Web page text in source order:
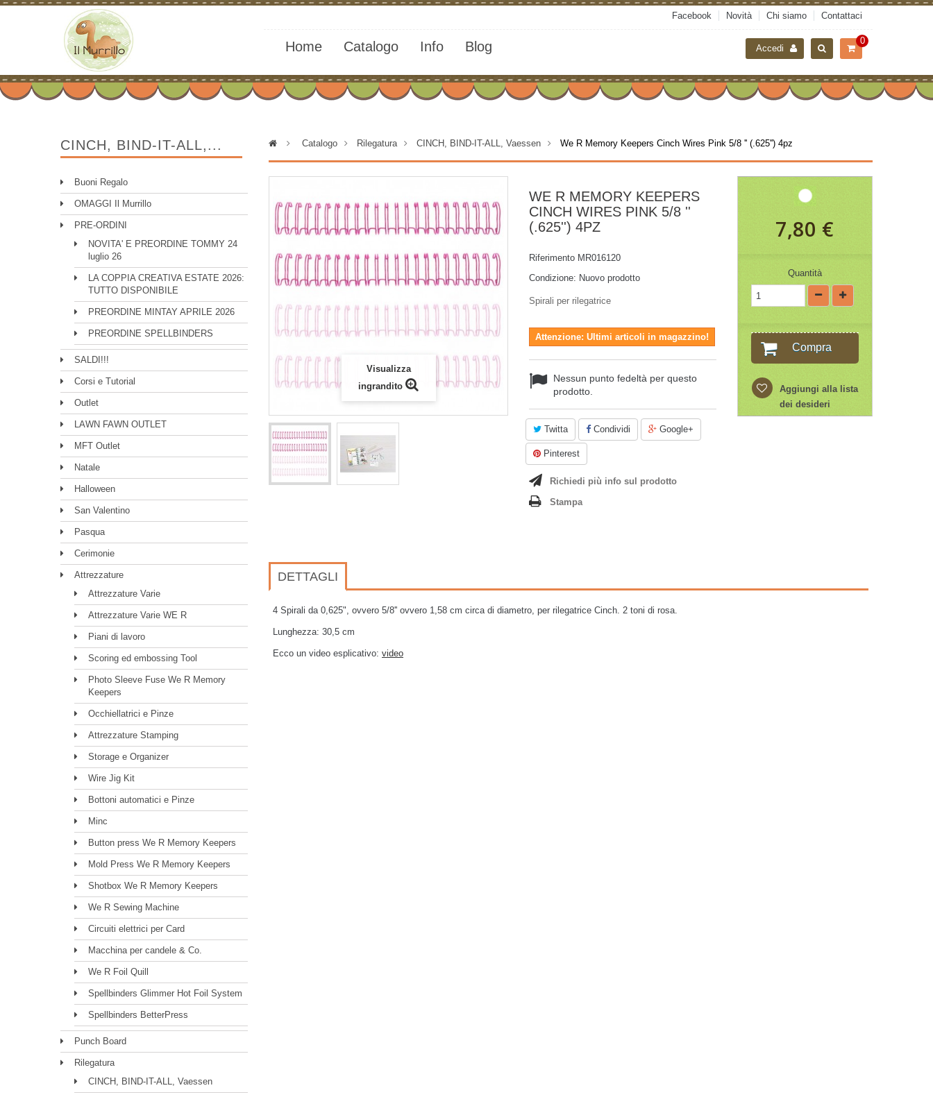
Facebook Novità Chi siamo Contattaci
0
Home Catalogo Info Blog Accedi
CINCH, BIND-IT-ALL,...
Buoni Regalo
OMAGGI Il Murrillo
PRE-ORDINI
NOVITA' E PREORDINE TOMMY 24
luglio 26
LA COPPIA CREATIVA ESTATE 2026:
TUTTO DISPONIBILE
PREORDINE MINTAY APRILE 2026
PREORDINE SPELLBINDERS
SALDI!!!
Corsi e Tutorial
Outlet
LAWN FAWN OUTLET
MFT Outlet
Natale
Halloween
San Valentino
Pasqua
Cerimonie
Attrezzature
Attrezzature Varie
Attrezzature Varie WE R
Piani di lavoro
Scoring ed embossing Tool
Photo Sleeve Fuse We R Memory
Keepers
Occhiellatrici e Pinze
Attrezzature Stamping
Storage e Organizer
Wire Jig Kit
Bottoni automatici e Pinze
Minc
Button press We R Memory Keepers
Mold Press We R Memory Keepers
Shotbox We R Memory Keepers
We R Sewing Machine
Circuiti elettrici per Card
Macchina per candele & Co.
We R Foil Quill
Spellbinders Glimmer Hot Foil System
Spellbinders BetterPress
Punch Board
Rilegatura
CINCH, BIND-IT-ALL, Vaessen
> Catalogo > Rilegatura > CINCH, BIND-IT-ALL, Vaessen > We R Memory Keepers Cinch Wires Pink 5/8 '' (.625'') 4pz
Visualizza
ingrandito
WE R MEMORY KEEPERS
CINCH WIRES PINK 5/8 ''
(.625'') 4PZ
Riferimento MR016120
Condizione: Nuovo prodotto
Spirali per rilegatrice
Attenzione: Ultimi articoli in magazzino!
Nessun punto fedeltà per questo
prodotto.
Twitta Condividi Google+
Pinterest
Richiedi più info sul prodotto
Stampa
7,80 €
Quantità
Compra
Aggiungi alla lista
dei desideri
DETTAGLI
4 Spirali da 0,625", ovvero 5/8'' ovvero 1,58 cm circa di diametro, per rilegatrice Cinch. 2 toni di rosa.
Lunghezza: 30,5 cm
Ecco un video esplicativo: video